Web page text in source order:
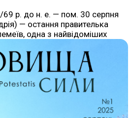
69 р. до н. е. — пом. 30 серпня
— остання правителька
одна з найвідоміших